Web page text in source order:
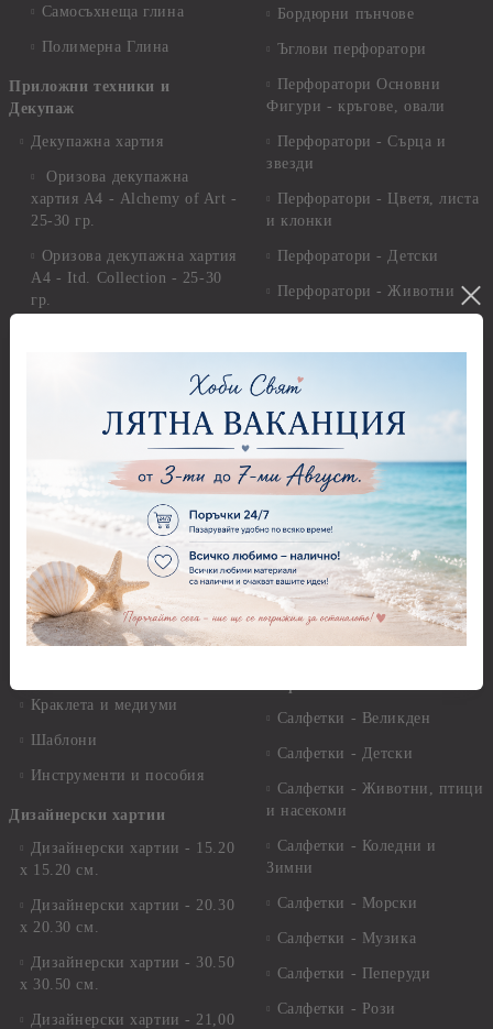
Самосъхнеща глина
Полимерна Глина
Приложни техники и
Декупаж
Декупажна хартия
Оризова декупажна
хартия А4 - Alchemy of Art -
25-30 гр.
Оризова декупажна хартия
А4 - Itd. Collection - 25-30
гр.
хартия Stamperia - 21 х
Декупажна хартия - Други
Вакс пасти
Грунд, Основи, Релефни
Варак, Шлак метал, Фолио,
Пантна
Лакове и защитни покрития
Краклета и медиуми
Шаблони
Инструменти и пособия
Дизайнерски хартии
Дизайнерски хартии - 15.20
х 15.20 см.
Дизайнерски хартии - 20.30
х 20.30 см.
Дизайнерски хартии - 30.50
х 30.50 см.
Дизайнерски хартии - 21,00
Бордюрни пънчове
Ъглови перфоратори
Перфоратори Основни
Фигури - кръгове, овали
Перфоратори - Сърца и
звезди
Перфоратори - Цветя, листа
и клонки
Перфоратори - Детски
Перфоратори - Животни
Зимни
Рисуване
Грунд и почистващи
разтвори
Платна за рисуване
Стативи и поставки
Четки и инструменти
Моливи, акварелни
комплекти
Свещи
Салфетки - Великден
Салфетки - Детски
Салфетки - Животни, птици
и насекоми
Салфетки - Коледни и
Зимни
Салфетки - Морски
Салфетки - Музика
Салфетки - Пеперуди
Салфетки - Рози